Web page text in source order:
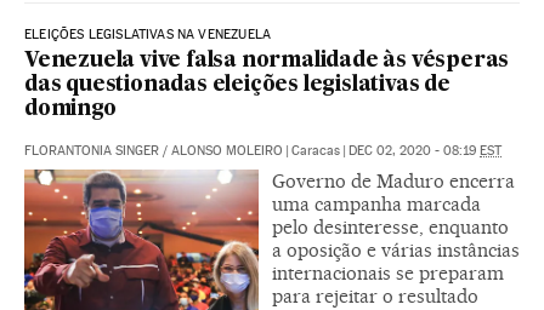
ELEIÇÕES LEGISLATIVAS NA VENEZUELA
Venezuela vive falsa normalidade às vésperas
das questionadas eleições legislativas de
domingo
FLORANTONIA SINGER / ALONSO MOLEIRO | Caracas | DEC 02, 2020 - 08:19 EST
Governo de Maduro encerra
uma campanha marcada
pelo desinteresse, enquanto
a oposição e várias instâncias
internacionais se preparam
para rejeitar o resultado